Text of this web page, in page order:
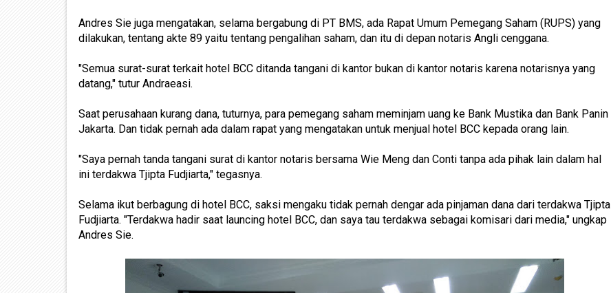
Andres Sie juga mengatakan, selama bergabung di PT BMS, ada Rapat Umum Pemegang Saham (RUPS) yang
dilakukan, tentang akte 89 yaitu tentang pengalihan saham, dan itu di depan notaris Angli cenggana.
"Semua surat-surat terkait hotel BCC ditanda tangani di kantor bukan di kantor notaris karena notarisnya yang
datang," tutur Andraeasi.
Saat perusahaan kurang dana, tuturnya, para pemegang saham meminjam uang ke Bank Mustika dan Bank Panin
Jakarta. Dan tidak pernah ada dalam rapat yang mengatakan untuk menjual hotel BCC kepada orang lain.
"Saya pernah tanda tangani surat di kantor notaris bersama Wie Meng dan Conti tanpa ada pihak lain dalam hal
ini terdakwa Tjipta Fudjiarta," tegasnya.
Selama ikut berbagung di hotel BCC, saksi mengaku tidak pernah dengar ada pinjaman dana dari terdakwa Tjipta
Fudjiarta. "Terdakwa hadir saat launcing hotel BCC, dan saya tau terdakwa sebagai komisari dari media," ungkap
Andres Sie.